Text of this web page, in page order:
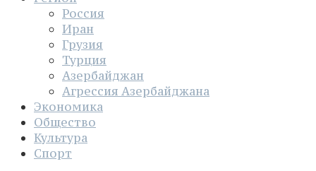
Россия
Иран
Грузия
Турция
Азербайджан
Агрессия Азербайджана
Экономика
Общество
Культура
Спорт